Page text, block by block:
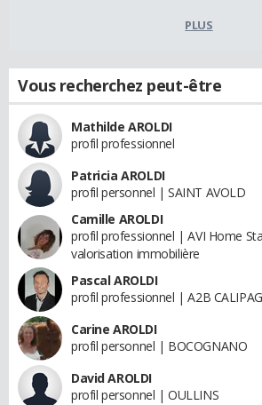
PLUS
Vous recherchez peut-être
Mathilde AROLDI
profil professionnel
Patricia AROLDI
profil personnel | SAINT AVOLD
Camille AROLDI
profil professionnel | AVI Home
valorisation immobilière
Pascal AROLDI
profil professionnel | A2B
Carine AROLDI
profil personnel | BOCOGNANO
David AROLDI
profil personnel | OULLINS